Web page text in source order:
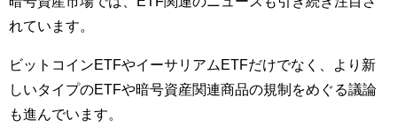
れています。
ビットコインETFやイーサリアムETFだけでなく、より新
しいタイプのETFや暗号資産関連商品の規制をめぐる議論
も進んでいます。